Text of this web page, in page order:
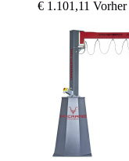
€ 1.101,11 Vorher